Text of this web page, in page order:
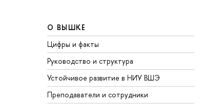
О ВЫШКЕ
Цифры и факты
Руководство и структура
Устойчивое развитие в НИУ ВШЭ
Преподаватели и сотрудники